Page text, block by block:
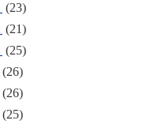
(23)
(21)
(25)
(26)
(26)
(25)